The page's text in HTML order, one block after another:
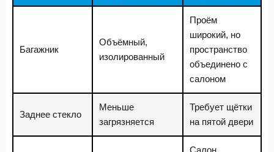
Багажник
Объёмный,
изолированный
Проём
широкий, но
пространство
объединено с
салоном
Заднее стекло
Меньше
загрязняется
Требует щётки
на пятой двери
Салон